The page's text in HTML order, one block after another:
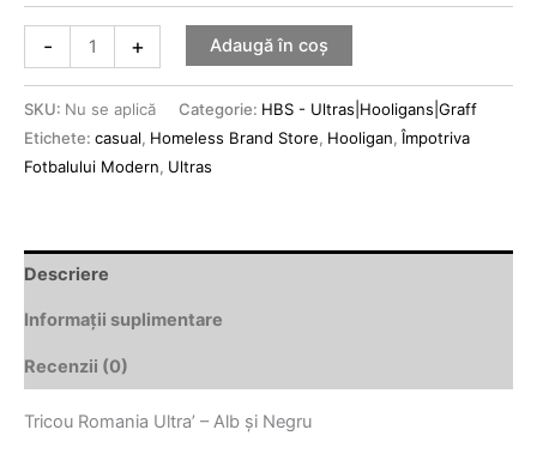
- + Adaugă în coș
SKU: Nu se aplică Categorie: HBS - Ultras|Hooligans|Graff
Etichete: casual, Homeless Brand Store, Hooligan, Împotriva
Fotbalului Modern, Ultras
Descriere
Informații suplimentare
Recenzii (0)
Tricou Romania Ultra’ – Alb și Negru